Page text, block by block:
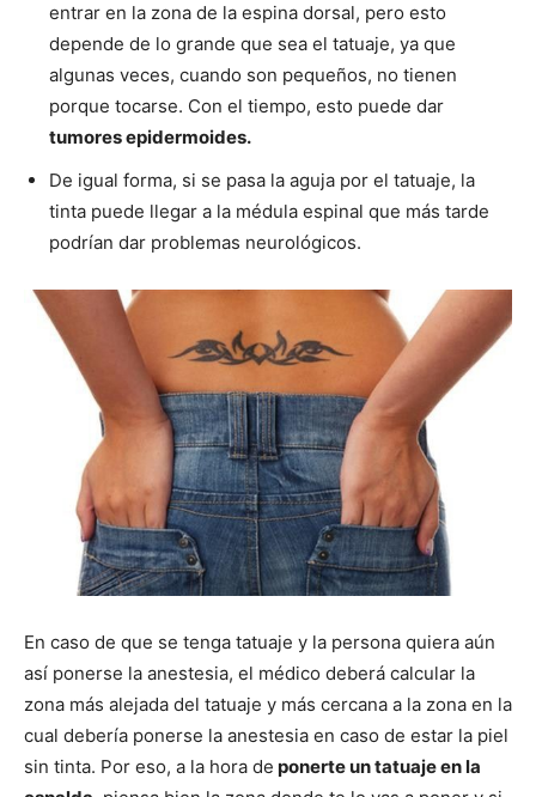
entrar en la zona de la espina dorsal, pero esto
depende de lo grande que sea el tatuaje, ya que
algunas veces, cuando son pequeños, no tienen
porque tocarse. Con el tiempo, esto puede dar
tumores epidermoides.
De igual forma, si se pasa la aguja por el tatuaje, la
tinta puede llegar a la médula espinal que más tarde
podrían dar problemas neurológicos.
En caso de que se tenga tatuaje y la persona quiera aún
así ponerse la anestesia, el médico deberá calcular la
zona más alejada del tatuaje y más cercana a la zona en la
cual debería ponerse la anestesia en caso de estar la piel
sin tinta. Por eso, a la hora de ponerte un tatuaje en la